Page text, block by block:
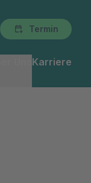
Termin
Karriere